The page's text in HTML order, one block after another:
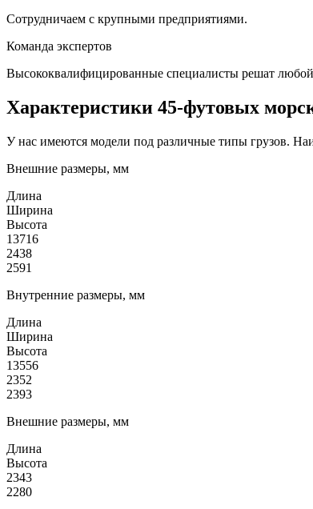
Сотрудничаем с крупными предприятиями.
Команда экспертов
Высококвалифицированные специалисты решат
Характеристики 45-футовых
У нас имеются модели под различные типы грузов.
Внешние размеры, мм
Длина
Ширина
Высота
13716
2438
2591
Внутренние размеры, мм
Длина
Ширина
Высота
13556
2352
2393
Внешние размеры, мм
Длина
Высота
2343
2280